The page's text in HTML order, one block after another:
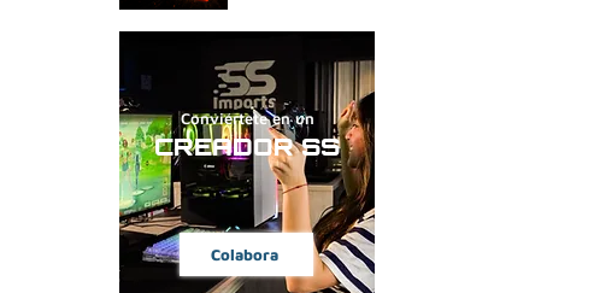
CREADOR SS
Colabora
Conviértete en un